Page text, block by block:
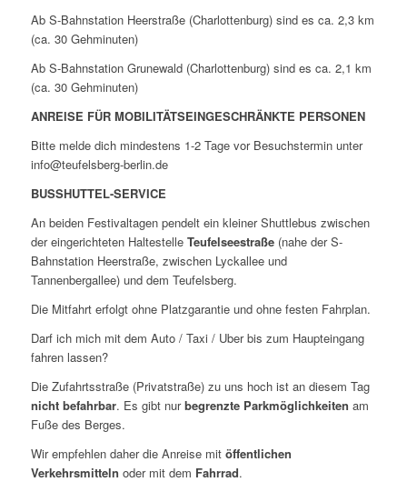
Ab S-Bahnstation Heerstraße (Charlottenburg) sind es ca. 2,3 km
(ca. 30 Gehminuten)
Ab S-Bahnstation Grunewald (Charlottenburg) sind es ca. 2,1 km
(ca. 30 Gehminuten)
ANREISE FÜR MOBILITÄTSEINGESCHRÄNKTE PERSONEN
Bitte melde dich mindestens 1-2 Tage vor Besuchstermin unter
info@teufelsberg-berlin.de
BUSSHUTTEL-SERVICE
An beiden Festivaltagen pendelt ein kleiner Shuttlebus zwischen
der eingerichteten Haltestelle Teufelseestraße(nahe der S-
Bahnstation Heerstraße, zwischen Lyckallee und
Tannenbergallee) und dem Teufelsberg.
Die Mitfahrt erfolgt ohne Platzgarantie und ohne festen Fahrplan.
Darf ich mich mit dem Auto / Taxi / Uber bis zum Haupteingang
fahren lassen?
Die Zufahrtsstraße (Privatstraße) zu uns hoch ist an diesem Tag
nicht befahrbar. Es gibt nurbegrenzte Parkmöglichkeiten am
Fuße des Berges.
Wir empfehlen daher die Anreise mit öffentlichen
Verkehrsmitteln oder mit dem Fahrrad.